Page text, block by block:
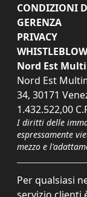
CONDIZIONI
GERENZA
PRIVACY
Nord Est
Nord Est
34, 30171
1.432.522,00
I diritti delle
espressamente
mezzo e
Per qualsiasi